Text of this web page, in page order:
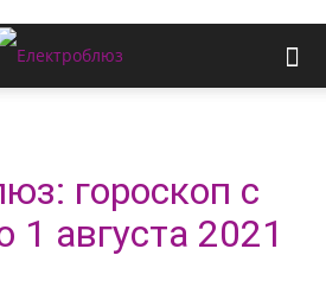
гороскоп с
августа 2021